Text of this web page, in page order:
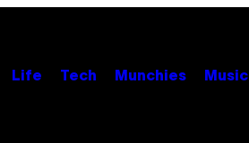
Life Tech Munchies Music